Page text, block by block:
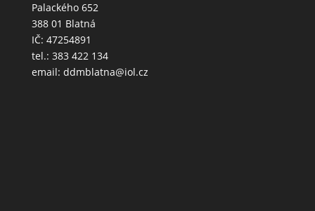
Palackého 652
388 01 Blatná
IČ: 47254891
tel.: 383 422 134
email: ddmblatna@iol.cz